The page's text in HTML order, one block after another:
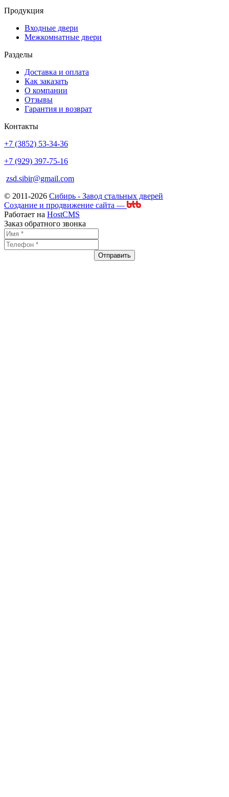
Продукция
Входные двери
Межкомнатные двери
Разделы
Доставка и оплата
Как заказать
О компании
Отзывы
Гарантия и возврат
Контакты
+7 (3852) 53-34-36
+7 (929) 397-75-16
zsd.sibir@gmail.com
© 2011-2026 Сибирь - Завод стальных дверей
Создание и продвижение сайта —
Работает на HostCMS
Заказ обратного звонка
Отправить